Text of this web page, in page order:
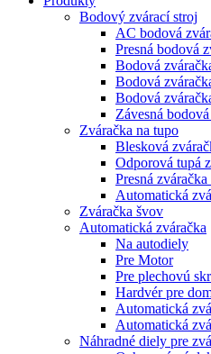
Bodový zvárací stroj
AC bodová
Presná bodová
Bodová
Bodová
Bodová
Závesná
Zváračka na tupo
Blesková
Odporová tupá
Presná
Automatická
Zváračka švov
Automatická zváračka
Na autodiely
Pre Motor
Pre plechovú
Hardvér pre
Automatická
Automatická
Náhradné diely pre